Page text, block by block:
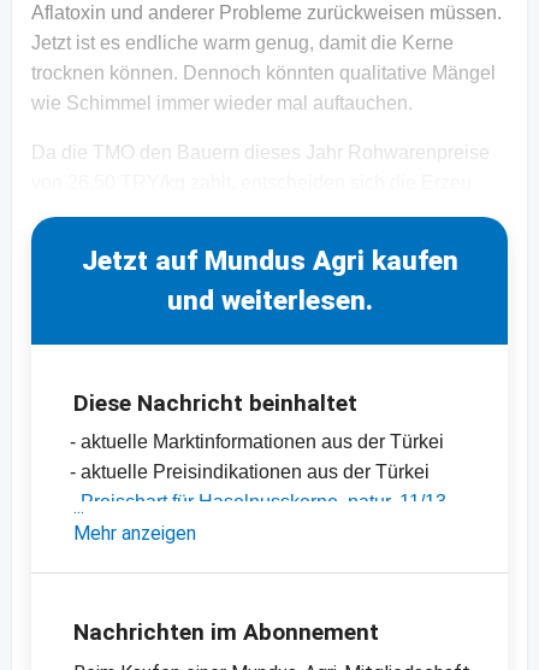
Aflatoxin und anderer Probleme zurückweisen müssen.
Jetzt ist es endliche warm genug, damit die Kerne
trocknen können. Dennoch könnten qualitative Mängel
wie Schimmel immer wieder mal auftauchen.
Da die TMO den Bauern dieses Jahr Rohwarenpreise
Jetzt auf Mundus Agri kaufen
und weiterlesen.
Diese Nachricht beinhaltet
- aktuelle Marktinformationen aus der Türkei
- aktuelle Preisindikationen aus der Türkei
Preischart für Haselnusskerne, natur, 11/13
mm
Mehr anzeigen
Nachrichten im Abonnement